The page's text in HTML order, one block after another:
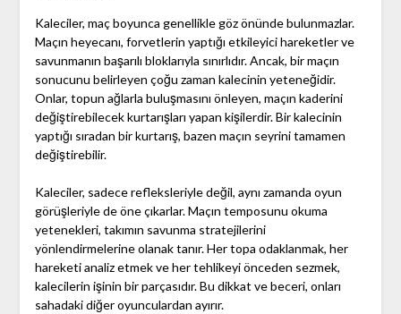
Kaleciler, maç boyunca genellikle göz önünde bulunmazlar.
Maçın heyecanı, forvetlerin yaptığı etkileyici hareketler ve
savunmanın başarılı bloklarıyla sınırlıdır. Ancak, bir maçın
sonucunu belirleyen çoğu zaman kalecinin yeteneğidir.
Onlar, topun ağlarla buluşmasını önleyen, maçın kaderini
değiştirebilecek kurtarışları yapan kişilerdir. Bir kalecinin
yaptığı sıradan bir kurtarış, bazen maçın seyrini tamamen
değiştirebilir.
Kaleciler, sadece refleksleriyle değil, aynı zamanda oyun
görüşleriyle de öne çıkarlar. Maçın temposunu okuma
yetenekleri, takımın savunma stratejilerini
yönlendirmelerine olanak tanır. Her topa odaklanmak, her
hareketi analiz etmek ve her tehlikeyi önceden sezmek,
kalecilerin işinin bir parçasıdır. Bu dikkat ve beceri, onları
sahadaki diğer oyunculardan ayırır.